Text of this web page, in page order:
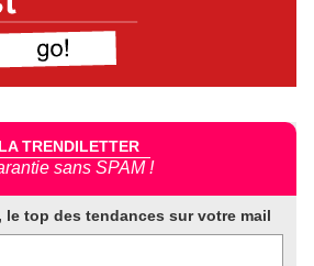
LA TRENDILETTER
sans SPAM !
le top des tendances sur votre mail